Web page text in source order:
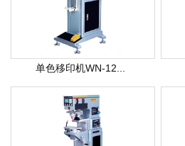
单色移印机WN-12...